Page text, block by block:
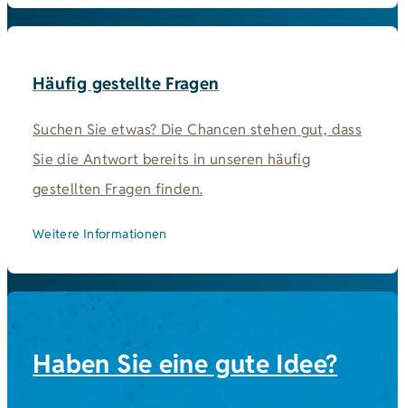
Häufig gestellte Fragen
Suchen Sie etwas? Die Chancen stehen gut, dass
Sie die Antwort bereits in unseren häufig
gestellten Fragen finden.
Weitere Informationen
Haben Sie eine gute Idee?